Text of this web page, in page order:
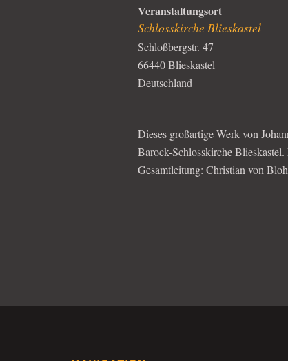
Veranstaltungsort
Schlosskirche Blieskastel
Schloßbergstr. 47
66440 Blieskastel
Deutschland
Dieses großartige Werk von
Barock-Schlosskirche
Gesamtleitung: Christian von